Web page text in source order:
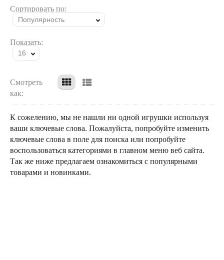
Сортировать по:
Популярность
Показать:
16
Смотреть
как:
К сожелению, мы не нашли ни одной игрушки используя
ваши ключевые слова. Пожалуйста, попробуйте изменить
ключевые слова в поле для поиска или попробуйте
воспользоваться категориями в главном меню веб сайта.
Так же ниже предлагаем ознакомиться с популярными
товарами и новинками.